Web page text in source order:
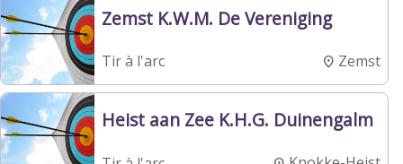
Zemst K.W.M. De Vereniging
Tir à l'arc Zemst
Heist aan Zee K.H.G. Duinengalm